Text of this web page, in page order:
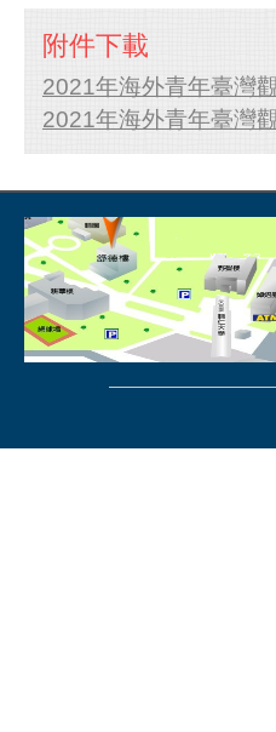
附件下載
2021年海外青年臺灣
2021年海外青年臺灣